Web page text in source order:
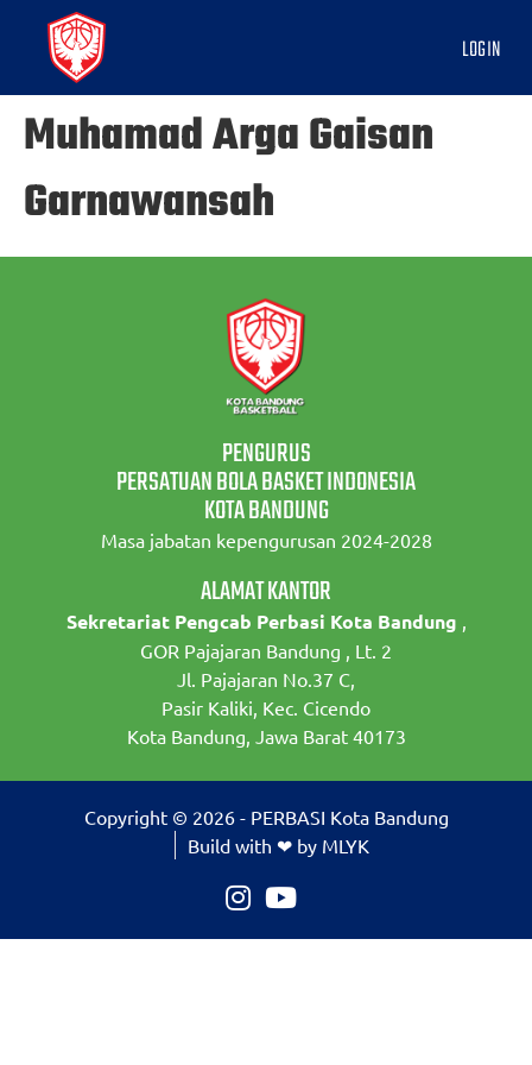
LOGIN
Muhamad Arga Gaisan
Garnawansah
PENGURUS
PERSATUAN BOLA BASKET INDONESIA
KOTA BANDUNG
Masa jabatan kepengurusan 2024-2028
ALAMAT KANTOR
Sekretariat Pengcab Perbasi Kota Bandung ,
GOR Pajajaran Bandung , Lt. 2
Jl. Pajajaran No.37 C,
Pasir Kaliki, Kec. Cicendo
Kota Bandung, Jawa Barat 40173
Copyright © 2026 - PERBASI Kota Bandung
Build with ❤ by MLYK